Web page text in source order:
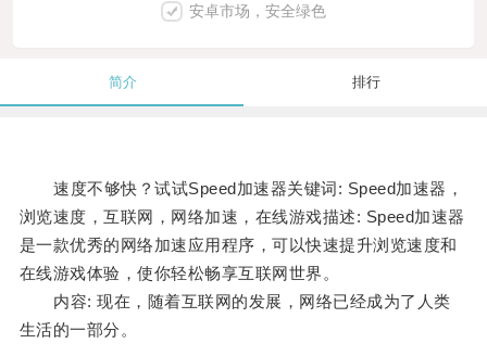
安卓市场，安全绿色
简介 排行
速度不够快？试试Speed加速器关键词: Speed加速器，
浏览速度，互联网，网络加速，在线游戏描述: Speed加速器
是一款优秀的网络加速应用程序，可以快速提升浏览速度和
在线游戏体验，使你轻松畅享互联网世界。
内容: 现在，随着互联网的发展，网络已经成为了人类
生活的一部分。